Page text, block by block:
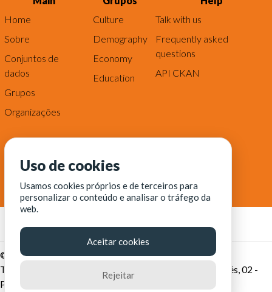
Home
Sobre
Conjuntos de
dados
Grupos
Organizações
Culture
Demography
Economy
Education
Talk with us
Frequently asked
questions
API CKAN
© Fortaleza Digital || CITINOVA - Fundação de Ciência,
Tecnologia e Inovação de Fortaleza - Rua dos Tremembés, 02 -
Praia de Iracema - Fortaleza-CE
Uso de cookies
Usamos cookies próprios e de terceiros para
personalizar o conteúdo e analisar o tráfego da
web.
Aceitar cookies
Rejeitar